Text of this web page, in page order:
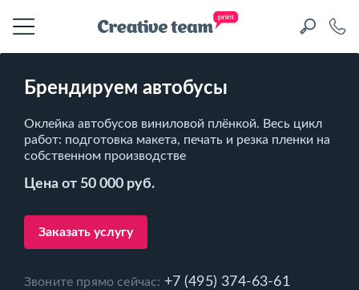
Брендируем автобусы
Оклейка автобусов виниловой плёнкой. Весь цикл
работ: подготовка макета, печать и резка пленки на
собственном производстве
Цена от 50 000 руб.
Заказать услугу
Звоните прямо сейчас: +7 (495) 374-63-61